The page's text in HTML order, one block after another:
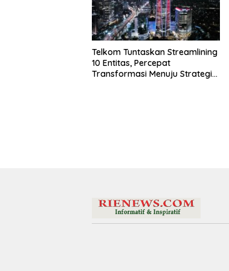
Telkom Tuntaskan Streamlining
10 Entitas, Percepat
Transformasi Menuju Strategic